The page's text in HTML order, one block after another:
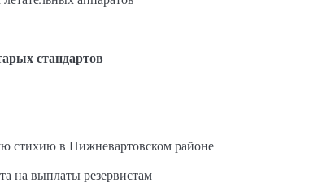
стандартов
стихию в Нижневартовском районе
на выплаты резервистам